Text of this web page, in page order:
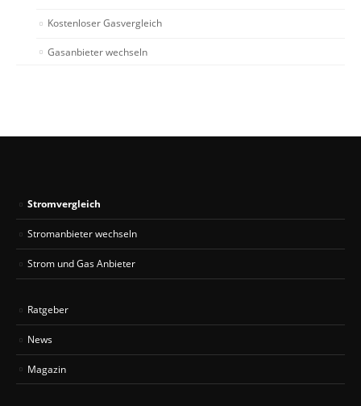
Kostenloser Gasvergleich
Gasanbieter wechseln
Stromvergleich
Stromanbieter wechseln
Strom und Gas Anbieter
Ratgeber
News
Magazin